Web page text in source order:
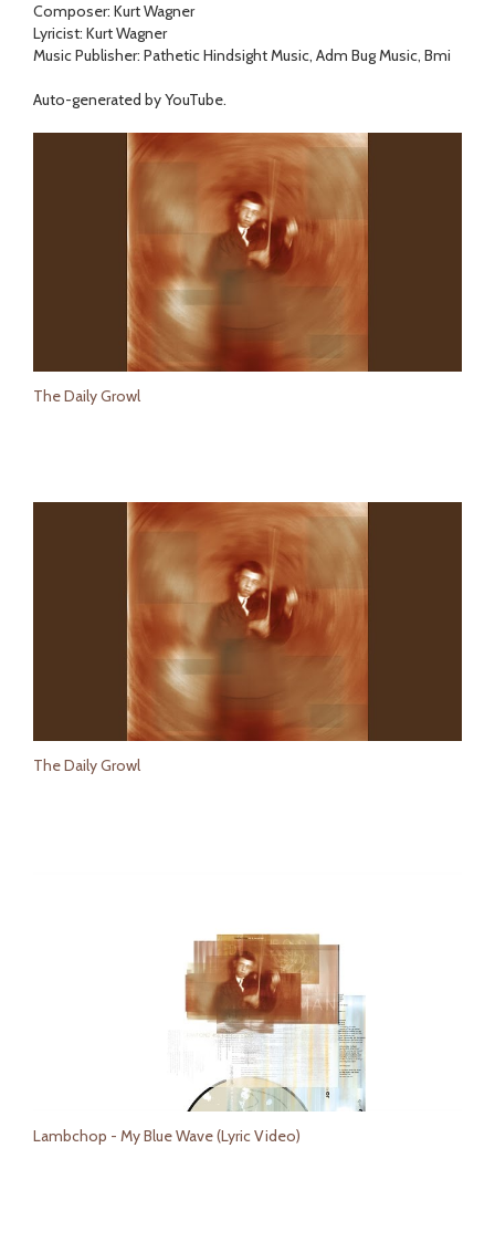
Composer: Kurt Wagner
Lyricist: Kurt Wagner
Music Publisher: Pathetic Hindsight Music, Adm Bug Music, Bmi
Auto-generated by YouTube.
The Daily Growl
The Daily Growl
Lambchop - My Blue Wave (Lyric Video)